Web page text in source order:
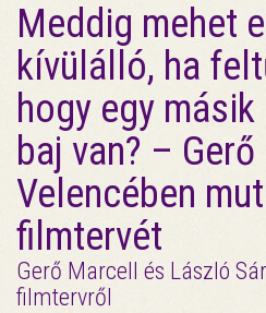
Meddig mehet
kívülálló, ha
hogy egy
baj van? – Gerő
Velencében
filmtervét
Gerő Marcell és László
filmtervről